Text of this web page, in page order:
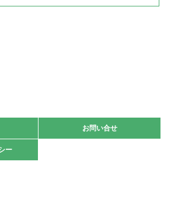
ジボールの部開催☆
お問い合せ
ー
お問い合せ
ー